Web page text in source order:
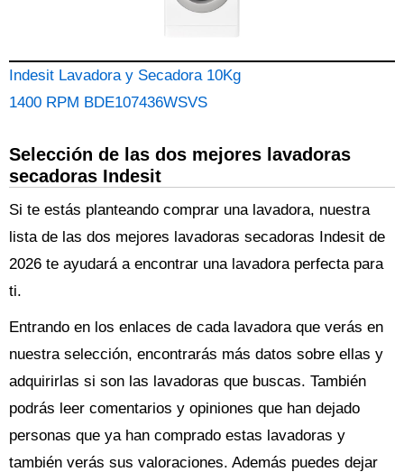
Indesit Lavadora y Secadora 10Kg
1400 RPM BDE107436WSVS
Selección de las dos mejores lavadoras
secadoras Indesit
Si te estás planteando comprar una lavadora, nuestra
lista de las dos mejores lavadoras secadoras Indesit de
2026 te ayudará a encontrar una lavadora perfecta para
ti.
Entrando en los enlaces de cada lavadora que verás en
nuestra selección, encontrarás más datos sobre ellas y
adquirirlas si son las lavadoras que buscas. También
podrás leer comentarios y opiniones que han dejado
personas que ya han comprado estas lavadoras y
también verás sus valoraciones. Además puedes dejar